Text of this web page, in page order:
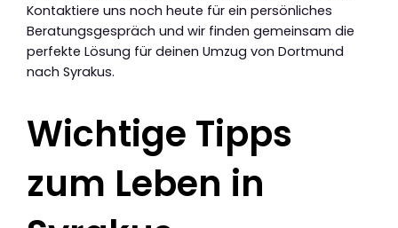
Kontaktiere uns noch heute für ein persönliches
Beratungsgespräch und wir finden gemeinsam die
perfekte Lösung für deinen Umzug von Dortmund
nach Syrakus.
Wichtige Tipps
zum Leben in